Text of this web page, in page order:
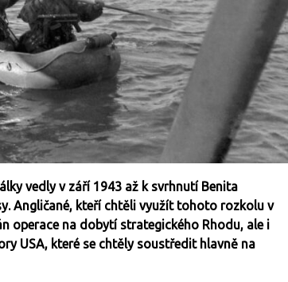
vedly v září 1943 až k svrhnutí Benita
Angličané, kteří chtěli využít tohoto rozkolu v
operace na dobytí strategického Rhodu, ale i
USA, které se chtěly soustředit hlavně na